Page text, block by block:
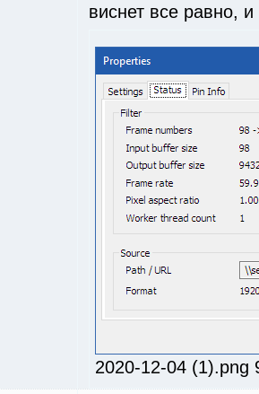
виснет все равно, и
2020-12-04 (1).png